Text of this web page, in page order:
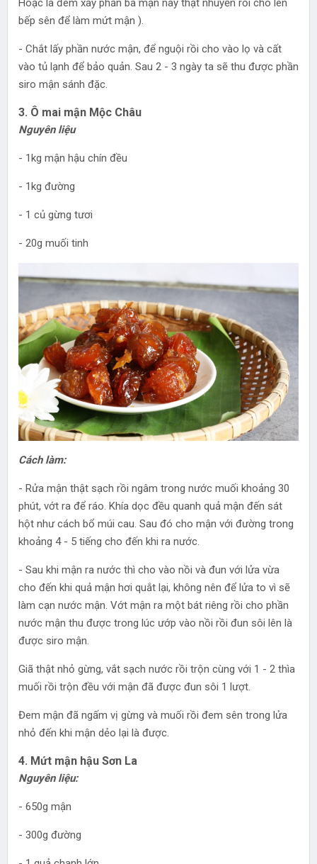
Hoặc là đem xay phần bã mận này thật nhuyễn rồi cho lên
bếp sên để làm mứt mận ).
- Chắt lấy phần nước mận, để nguội rồi cho vào lọ và cất
vào tủ lạnh để bảo quản. Sau 2 - 3 ngày ta sẽ thu được phần
siro mận sánh đặc.
3. Ô mai mận Mộc Châu
Nguyên liệu
- 1kg mận hậu chín đều
- 1kg đường
- 1 củ gừng tươi
- 20g muối tinh
Cách làm:
- Rửa mận thật sạch rồi ngâm trong nước muối khoảng 30
phút, vớt ra để ráo. Khía dọc đều quanh quả mận đến sát
hột như cách bổ múi cau. Sau đó cho mận với đường trong
khoảng 4 - 5 tiếng cho đến khi ra nước.
- Sau khi mận ra nước thì cho vào nồi và đun với lửa vừa
cho đến khi quả mận hơi quắt lại, không nên để lửa to vì sẽ
làm cạn nước mận. Vớt mận ra một bát riêng rồi cho phần
nước mận thu được trong lúc ướp vào nồi rồi đun sôi lên là
được siro mận.
Giã thật nhỏ gừng, vắt sạch nước rồi trộn cùng với 1 - 2 thìa
muối rồi trộn đều với mận đã được đun sôi 1 lượt.
Đem mận đã ngấm vị gừng và muối rồi đem sên trong lửa
nhỏ đến khi mận dẻo lại là được.
4. Mứt mận hậu Sơn La
Nguyên liệu:
- 650g mận
- 300g đường